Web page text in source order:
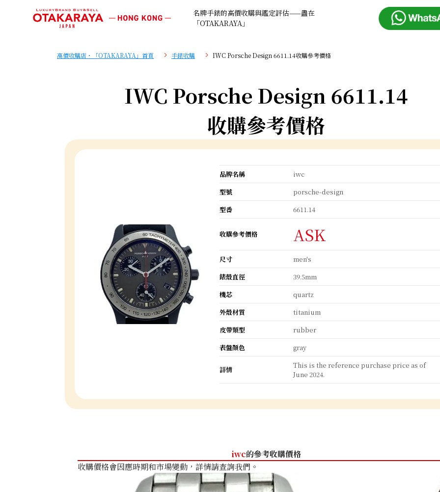
名牌手錶的高價收購與鑑定評估——盡在
「OTAKARAYA」
高價收購店・「OTAKARAYA」首頁 手錶收購 IWC Porsche Design 6611.14收購參考價格
IWC Porsche Design 6611.14
收購參考價格
品牌名稱
iwc
型號
porsche-design
型番
6611.14
收購參考價格 ASK
尺寸
men's
錶殼直徑
39.5mm
機芯
quartz
外殼材質
titanium
皮帶類型
rubber
表盤顏色
gray
詳情
This is the reference purchase price as of
June 2024.
iwc的參考收購價格
收購價格會因應時期和市場變動，詳情請查詢我們。